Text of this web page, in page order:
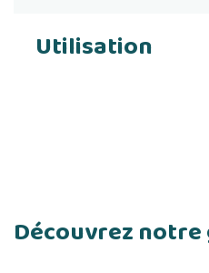
Utilisation
Découvrez